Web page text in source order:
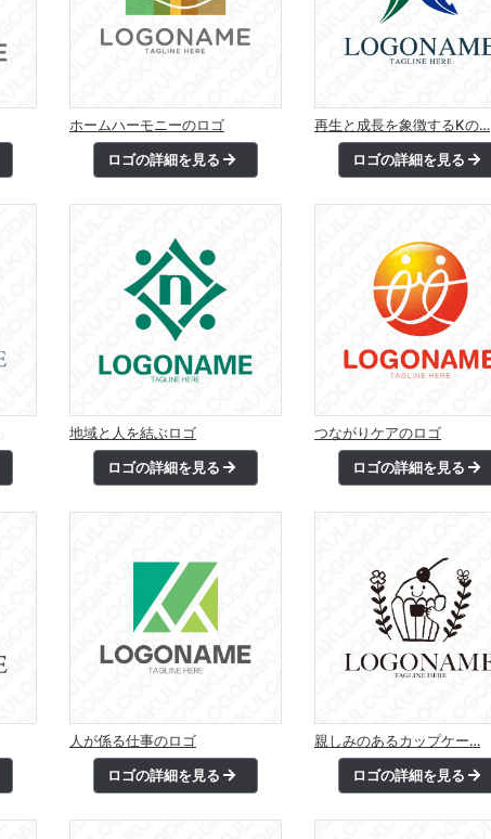
ホームハーモニーのロゴ
ロゴの詳細を見る
再生と成長を象徴するKの…
ロゴの詳細を見る
地域と人を結ぶロゴ
ロゴの詳細を見る
つながりケアのロゴ
ロゴの詳細を見る
人が係る仕事のロゴ
ロゴの詳細を見る
親しみのあるカップケー…
ロゴの詳細を見る